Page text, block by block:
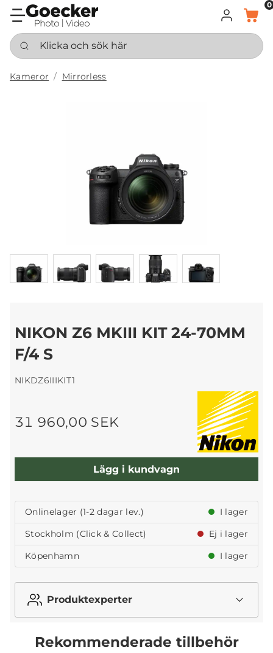
LOGGA IN
KORG
0
Klicka och sök här
Kameror Mirrorless
NIKON Z6 MKIII KIT 24-70MM
F/4 S
NIKDZ6IIIKIT1
31 960,00 SEK
Lägg i kundvagn
Onlinelager (1-2 dagar lev.)
I lager
Stockholm (Click & Collect)
Ej i lager
Köpenhamn
I lager
Produktexperter
Rekommenderade tillbehör